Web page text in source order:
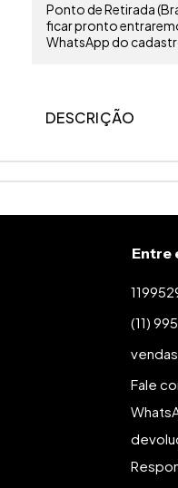
Ponto de Retirada
ficar pronto
WhatsApp do
DESCRIÇÃO
Entre
(11)
Fale